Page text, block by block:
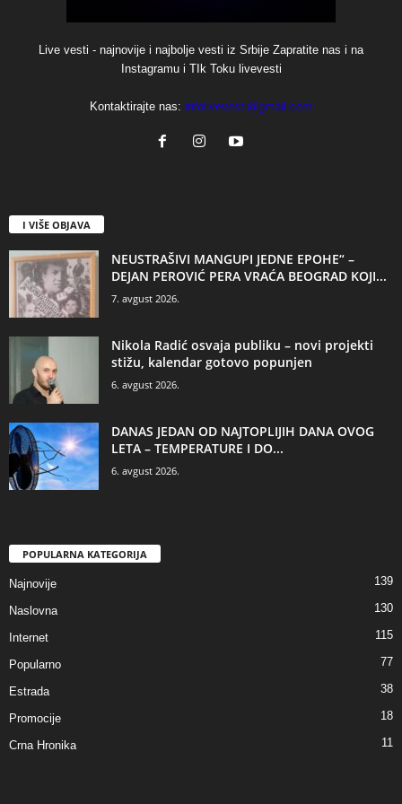
Live vesti - najnovije i najbolje vesti iz Srbije Zapratite nas i na
Instagramu i TIk Toku livevesti
Kontaktirajte nas: infolivevesti@gmail.com
I VIŠE OBJAVA
NEUSTRAŠIVI MANGUPI JEDNE EPOHE“ –
DEJAN PEROVIĆ PERA VRAĆA BEOGRAD KOJI...
7. avgust 2026.
Nikola Radić osvaja publiku – novi projekti
stižu, kalendar gotovo popunjen
6. avgust 2026.
DANAS JEDAN OD NAJTOPLIJIH DANA OVOG
LETA – TEMPERATURE I DO...
6. avgust 2026.
POPULARNA KATEGORIJA
Najnovije 139
Naslovna 130
Internet 115
Popularno 77
Estrada 38
Promocije 18
Crna Hronika 11